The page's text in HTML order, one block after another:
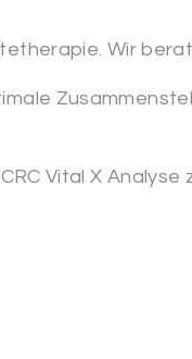
Wir
Vital X